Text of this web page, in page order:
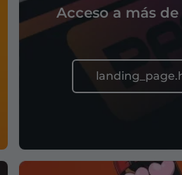
Acceso a más